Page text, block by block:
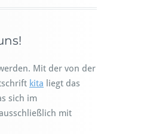
Mit der von der
kita liegt das
sich im
mit